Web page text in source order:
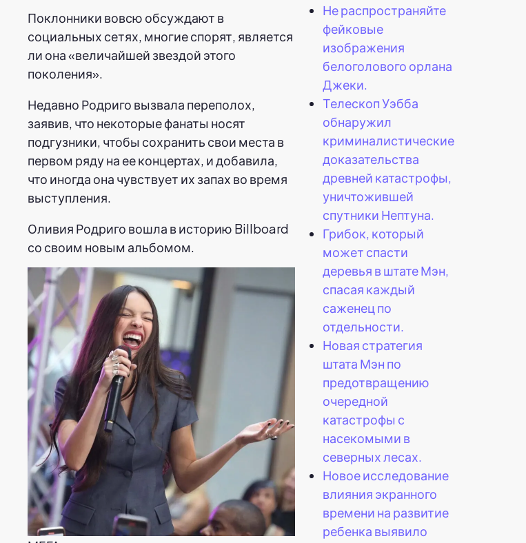
Поклонники вовсю обсуждают в
социальных сетях, многие спорят, является
ли она «величайшей звездой этого
поколения».
Недавно Родриго вызвала переполох,
заявив, что некоторые фанаты носят
подгузники, чтобы сохранить свои места в
первом ряду на ее концертах, и добавила,
что иногда она чувствует их запах во время
выступления.
Оливия Родриго вошла в историю Billboard
со своим новым альбомом.
Не распространяйте
фейковые
изображения
белоголового орлана
Джеки.
Телескоп Уэбба
обнаружил
криминалистические
доказательства
древней катастрофы,
уничтожившей
спутники Нептуна.
Грибок, который
может спасти
деревья в штате Мэн,
спасая каждый
саженец по
отдельности.
Новая стратегия
штата Мэн по
предотвращению
очередной
катастрофы с
насекомыми в
северных лесах.
Новое исследование
влияния экранного
времени на развитие
ребенка выявило